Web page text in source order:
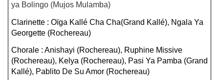
ya Bolingo (Mujos Mulamba)
Clarinette : Oïga Kallé Cha Cha(Grand Kallé), Ngala Ya
Georgette (Rochereau)
Chorale : Anishayi (Rochereau), Ruphine Missive
(Rochereau), Kelya (Rochereau), Pasi Ya Pamba (Grand
Kallé), Pablito De Su Amor (Rochereau)